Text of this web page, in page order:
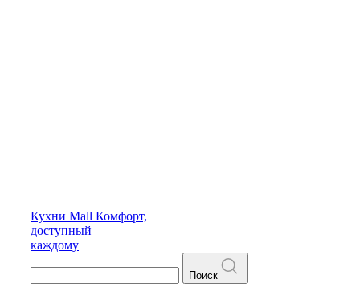
Кухни Mall Комфорт,
доступный
каждому
Поиск